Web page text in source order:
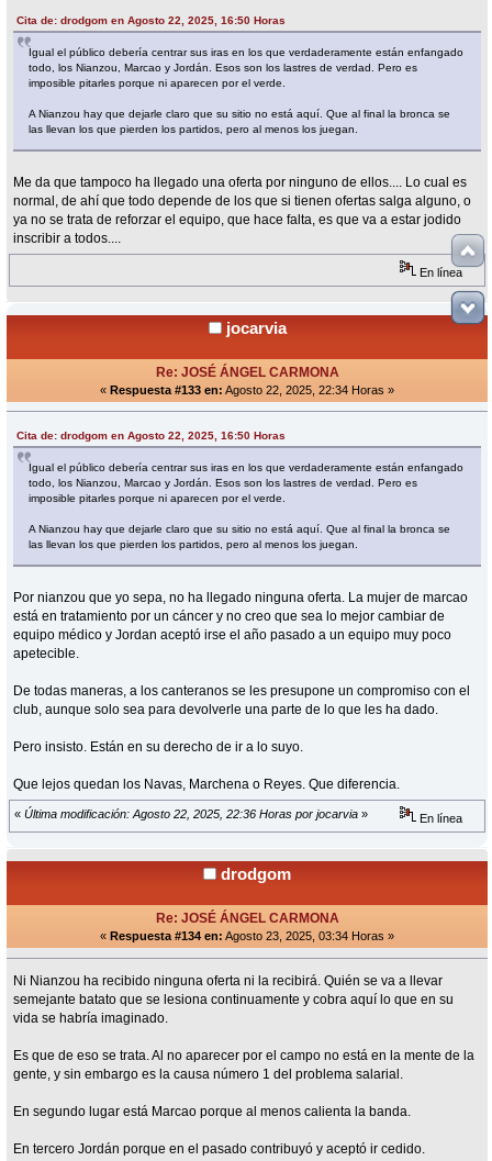
Cita de: drodgom en Agosto 22, 2025, 16:50 Horas
Igual el público debería centrar sus iras en los que verdaderamente están enfangado
todo, los Nianzou, Marcao y Jordán. Esos son los lastres de verdad. Pero es
imposible pitarles porque ni aparecen por el verde.
A Nianzou hay que dejarle claro que su sitio no está aquí. Que al final la bronca se
las llevan los que pierden los partidos, pero al menos los juegan.
Me da que tampoco ha llegado una oferta por ninguno de ellos.... Lo cual es
normal, de ahí que todo depende de los que si tienen ofertas salga alguno, o
ya no se trata de reforzar el equipo, que hace falta, es que va a estar jodido
inscribir a todos....
En línea
jocarvia
Re: JOSÉ ÁNGEL CARMONA
« Respuesta #133 en: Agosto 22, 2025, 22:34 Horas »
Cita de: drodgom en Agosto 22, 2025, 16:50 Horas
Igual el público debería centrar sus iras en los que verdaderamente están enfangado
todo, los Nianzou, Marcao y Jordán. Esos son los lastres de verdad. Pero es
imposible pitarles porque ni aparecen por el verde.
A Nianzou hay que dejarle claro que su sitio no está aquí. Que al final la bronca se
las llevan los que pierden los partidos, pero al menos los juegan.
Por nianzou que yo sepa, no ha llegado ninguna oferta. La mujer de marcao
está en tratamiento por un cáncer y no creo que sea lo mejor cambiar de
equipo médico y Jordan aceptó irse el año pasado a un equipo muy poco
apetecible.
De todas maneras, a los canteranos se les presupone un compromiso con el
club, aunque solo sea para devolverle una parte de lo que les ha dado.
Pero insisto. Están en su derecho de ir a lo suyo.
Que lejos quedan los Navas, Marchena o Reyes. Que diferencia.
« Última modificación: Agosto 22, 2025, 22:36 Horas por jocarvia » En línea
drodgom
Re: JOSÉ ÁNGEL CARMONA
« Respuesta #134 en: Agosto 23, 2025, 03:34 Horas »
Ni Nianzou ha recibido ninguna oferta ni la recibirá. Quién se va a llevar
semejante batato que se lesiona continuamente y cobra aquí lo que en su
vida se habría imaginado.
Es que de eso se trata. Al no aparecer por el campo no está en la mente de la
gente, y sin embargo es la causa número 1 del problema salarial.
En segundo lugar está Marcao porque al menos calienta la banda.
En tercero Jordán porque en el pasado contribuyó y aceptó ir cedido.